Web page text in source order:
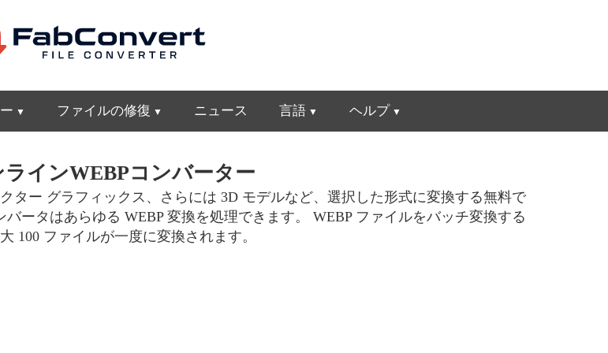
ファイルの修復 ニュース 言語 ヘルプ
インWEBPコンバーター
ター グラフィックス、さらには 3D モデルなど、選択した形式に変換する無料で
ータはあらゆる WEBP 変換を処理できます。 WEBP ファイルをバッチ変換する
100 ファイルが一度に変換されます。